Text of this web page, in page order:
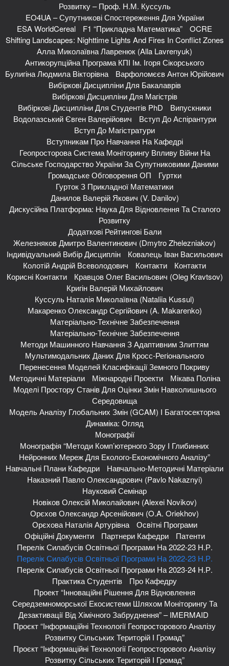
Розвитку – Проф. Н.М. Куссуль
EO4UA – Супутникові Спостереження Для України
ESA WorldCereal
F1 “Прикладна Математика”
OCRE
Shifting Landscapes: Nighttime Lights And Fires In Conflict Zones
Алла Миколаївна Лавренюк (Alla Lavrenyuk)
Антикорупційна Програма КПІ Ім. Ігоря Сікорського
Булигіна Людмила Вікторівна
Варфоломєєв Антон Юрійович
Вибіркові Дисципліни Для Бакалаврів
Вибіркові Дисципліни Для Магістрів
Вибіркові Дисципліни Для Студентів PhD
Випускники
Водолазський Євген Валерійович
Вступ До Аспірантури
Вступ До Магістратури
Вступникам Про Навчання На Кафедрі
Геопросторова Система Моніторингу Впливу Війни На
Сільське Господарство України За Супутниковими Даними
Громадське Обговорення ОП
Гуртки
Гурток З Прикладної Математики
Данилов Валерій Якович (V. Danilov)
Дискусійна Платформа: Наука Для Відновлення Та Сталого
Розвитку
Додаткові Рейтингові Бали
Железняков Дмитро Валентинович (Dmytro Zhelezniakov)
Індивідуальний Вибір Дисциплін
Ковалець Іван Васильович
Колотій Андрій Всеволодович
Контакти
Контакти
Корисні Контакти
Кравцов Олег Васильович (Oleg Kravtsov)
Кригін Валерій Михайлович
Куссуль Наталія Миколаївна (Nataliia Kussul)
Макаренко Олександр Сергійович (A. Makarenko)
Матеріально-Технічне Забезпечення
Матеріально-Технічне Забезпечення
Методи Машинного Навчання З Адаптивним Злиттям
Мультимодальних Даних Для Кросс-Регіонального
Перенесення Моделей Класифікації Земного Покриву
Методичні Матеріали
Міжнародні Проекти
Мікава Поліна
Моделі Простору Станів Для Оцінки Змін Навколишнього
Середовища
Модель Аналізу Глобальних Змін (GCAM) І Багатосекторна
Динаміка: Огляд
Монографії
Монографія “Методи Комп’ютерного Зору І Глибинних
Нейронних Мереж Для Еколого-Економічного Аналізу”
Навчальні Плани Кафедри
Навчально-Методичні Матеріали
Наказний Павло Олександрович (Pavlo Nakaznyi)
Науковий Семінар
Новіков Олексій Миколайович (Alexei Novikov)
Орєхов Олександр Арсенійович (O.A. Oriekhov)
Орєхова Наталія Артурівна
Освітні Програми
Офіційні Документи
Партнери Кафедри
Патенти
Перелік Силабусів Освітньої Програми На 2022-23 Н.р.
Перелік Силабусів Освітньої Програми На 2022-23 Н.р.
Перелік Силабусів Освітньої Програми На 2023-24 Н.р.
Практика Студентів
Про Кафедру
Проект “Інноваційні Рішення Для Відновлення
Середземноморської Екосистеми Шляхом Моніторингу Та
Дезактивації Від Хімічного Забруднення” – IMERMAID
Проєкт “Інформаційні Технології Геопросторового Аналізу
Розвитку Сільських Територій І Громад”
Проєкт “Інформаційні Технології Геопросторового Аналізу
Розвитку Сільських Територій І Громад”